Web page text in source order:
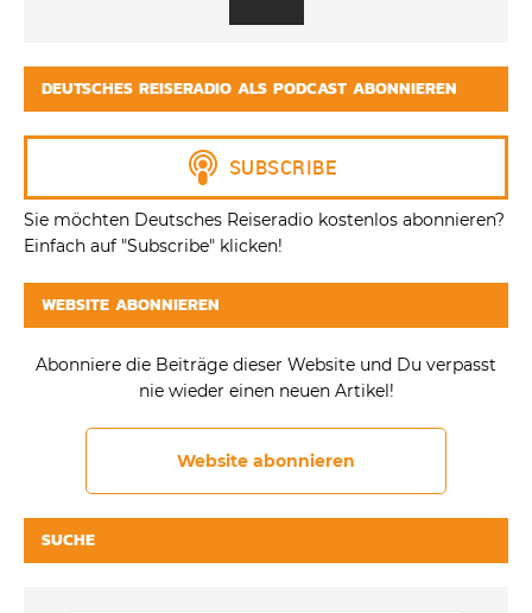
DEUTSCHES REISERADIO ALS PODCAST ABONNIEREN
Sie möchten Deutsches Reiseradio kostenlos abonnieren?
Einfach auf "Subscribe" klicken!
WEBSITE ABONNIEREN
Abonniere die Beiträge dieser Website und Du verpasst
nie wieder einen neuen Artikel!
Website abonnieren
SUCHE